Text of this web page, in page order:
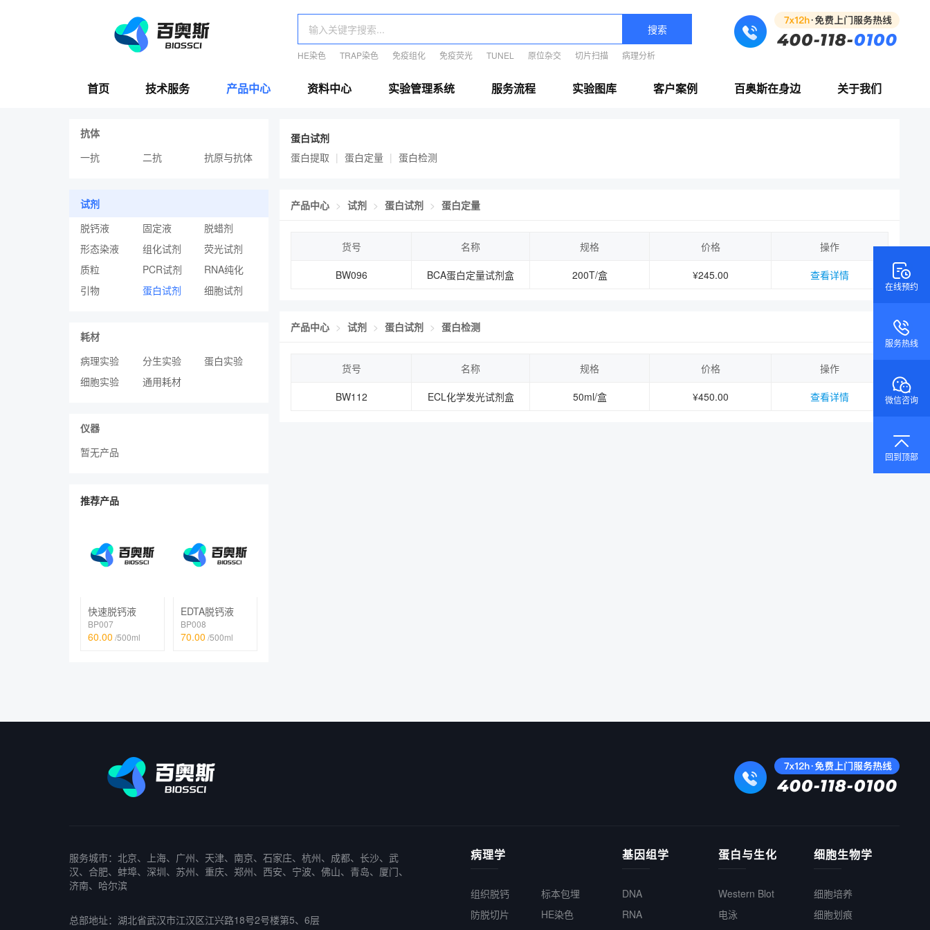
搜索
HE染色 TRAP染色 免疫组化 免疫荧光 TUNEL 原位杂交 切片扫描 病理分析
首页 技术服务 产品中心 资料中心 实验管理系统 服务流程 实验图库 客户案例 百奥斯在身边 关于我们
抗体
一抗
二抗 抗原与抗体
试剂
脱钙液
固定液
脱蜡剂
形态染液
组化试剂
荧光试剂
质粒
PCR试剂
RNA纯化
引物
蛋白试剂 细胞试剂
耗材
病理实验
分生实验
蛋白实验
细胞实验
通用耗材
仪器
暂无产品
推荐产品
快速脱钙液
BP007
60.00 /500ml
EDTA脱钙液
BP008
70.00 /500ml
蛋白试剂
蛋白提取
蛋白定量 蛋白检测
产品中心 试剂 蛋白试剂 蛋白定量
货号 名称 规格 价格 操作
BW096 BCA蛋白定量试剂盒 200T/盒 ¥245.00 查看详情
产品中心 试剂 蛋白试剂 蛋白检测
货号 名称 规格 价格 操作
BW112 ECL化学发光试剂盒 50ml/盒 ¥450.00 查看详情
服务城市：北京、上海、广州、天津、南京、石家庄、杭州、成都、长沙、武
汉、合肥、蚌埠、深圳、苏州、重庆、郑州、西安、宁波、佛山、青岛、厦门、
济南、哈尔滨
总部地址：湖北省武汉市江汉区江兴路18号2号楼第5、6层
病理学
组织脱钙
标本包埋
防脱切片
HE染色
基因组学
DNA
RNA
蛋白与生化
Western Blot
电泳
细胞生物学
细胞培养
细胞划痕
在线预约
服务热线
微信咨询
回到顶部